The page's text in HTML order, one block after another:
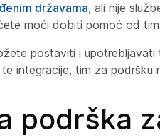
državama, ali nije
moći dobiti pomoć od
postaviti i
integracije, tim za podršku
podrška